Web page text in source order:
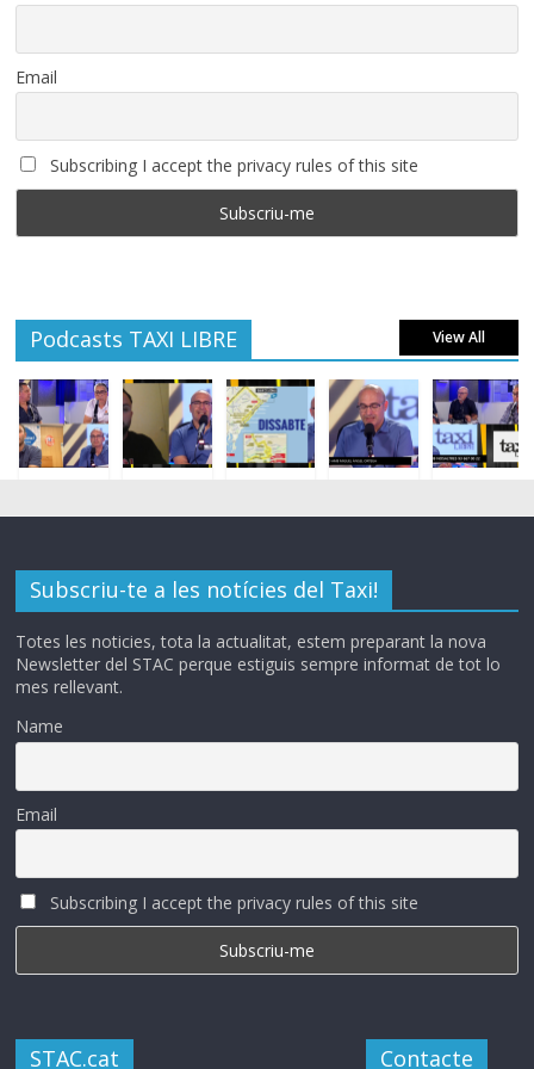
Email
Subscribing I accept the privacy rules of this site
Podcasts TAXI LIBRE View All
Subscriu-te a les notícies del Taxi!
Totes les noticies, tota la actualitat, estem preparant la nova
Newsletter del STAC perque estiguis sempre informat de tot lo
mes rellevant.
Name
Email
Subscribing I accept the privacy rules of this site
STAC.cat Contacte